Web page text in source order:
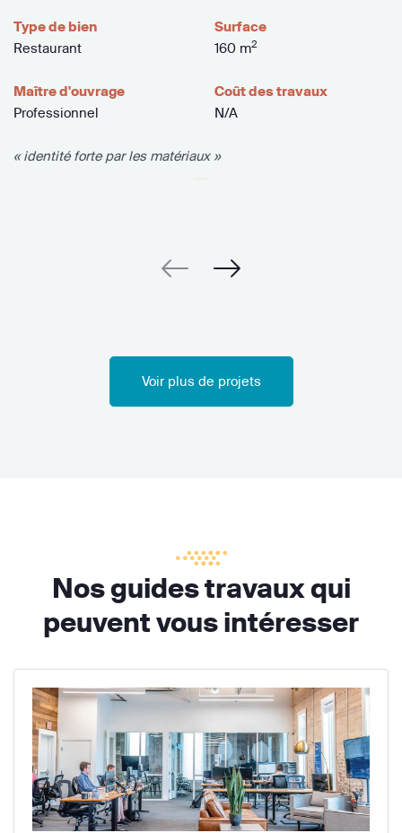
Type de bien
Restaurant
Surface
160 m2
Maître d'ouvrage
Professionnel
Coût des travaux
N/A
« identité forte par les matériaux »
Voir plus de projets
Nos guides travaux qui
peuvent vous intéresser